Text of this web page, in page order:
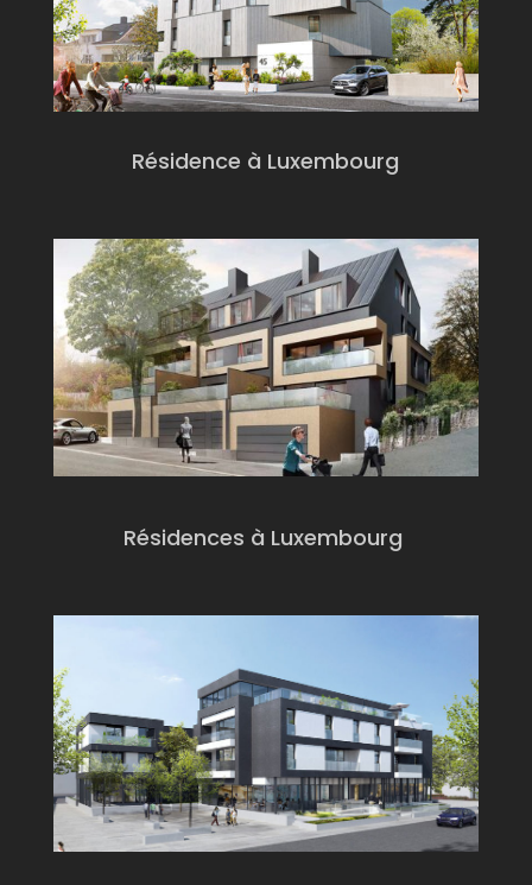
Résidence à Luxembourg
Résidences à Luxembourg